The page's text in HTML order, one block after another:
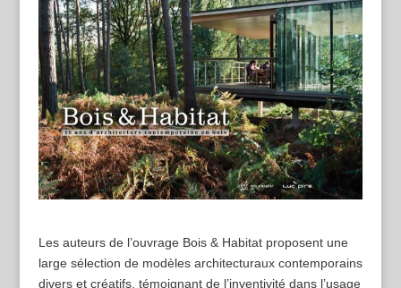
Les auteurs de l’ouvrage Bois & Habitat proposent une
large sélection de modèles architecturaux contemporains
divers et créatifs, témoignant de l’inventivité dans l’usage